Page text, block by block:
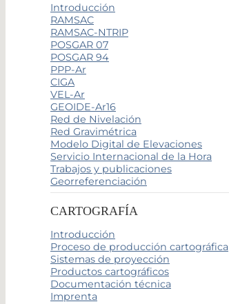
Introducción
RAMSAC
RAMSAC-NTRIP
POSGAR 07
POSGAR 94
PPP-Ar
CIGA
VEL-Ar
GEOIDE-Ar16
Red de Nivelación
Red Gravimétrica
Modelo Digital de Elevaciones
Servicio Internacional de la Hora
Trabajos y publicaciones
Georreferenciación
CARTOGRAFÍA
Introducción
Proceso de producción cartográfica
Sistemas de proyección
Productos cartográficos
Documentación técnica
Imprenta